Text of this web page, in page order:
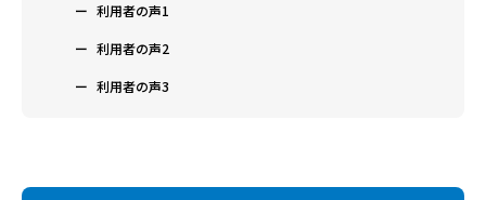
利用者の声1
利用者の声2
利用者の声3